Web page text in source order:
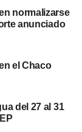
normalizarse
anunciado
el Chaco
del 27 al 31